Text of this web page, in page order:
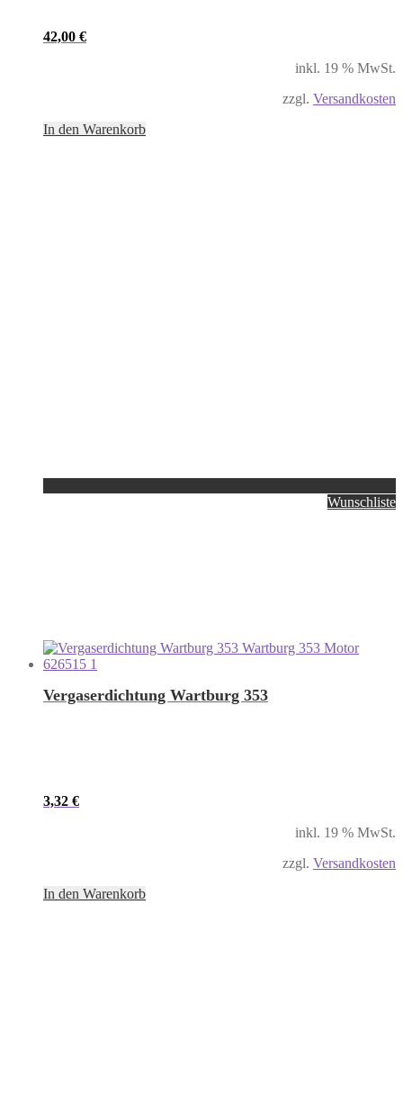
42,00 €
inkl. 19 % MwSt.
zzgl. Versandkosten
In den Warenkorb
Wunschliste
Vergaserdichtung Wartburg 353
3,32 €
inkl. 19 % MwSt.
zzgl. Versandkosten
In den Warenkorb